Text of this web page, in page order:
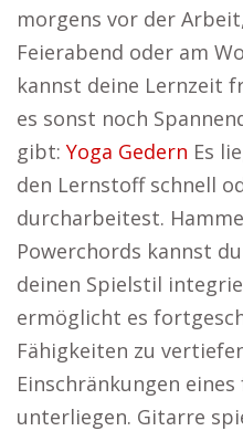
morgens vor der
Feierabend oder am
kannst deine Lernzeit
es sonst noch
gibt: Yoga Gedern Es
den Lernstoff schnell
durcharbeitest.
Powerchords kannst
deinen Spielstil
ermöglicht es
Fähigkeiten zu
Einschränkungen
unterliegen. Gitarre